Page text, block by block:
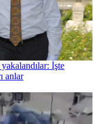
İşte
anlar